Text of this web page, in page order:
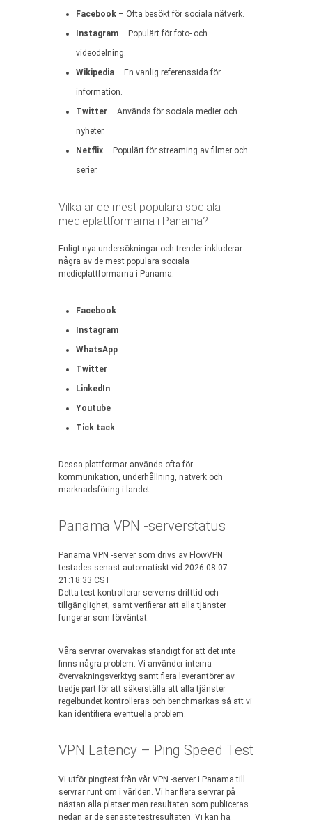
Facebook – Ofta besökt för sociala nätverk.
Instagram – Populärt för foto- och
videodelning.
Wikipedia – En vanlig referenssida för
information.
Twitter – Används för sociala medier och
nyheter.
Netflix – Populärt för streaming av filmer och
serier.
Vilka är de mest populära sociala
medieplattformarna i Panama?
Enligt nya undersökningar och trender inkluderar
några av de mest populära sociala
medieplattformarna i Panama:
Facebook
Instagram
WhatsApp
Twitter
LinkedIn
Youtube
Tick tack
Dessa plattformar används ofta för
kommunikation, underhållning, nätverk och
marknadsföring i landet.
Panama VPN -serverstatus
Panama VPN -server som drivs av FlowVPN
testades senast automatiskt vid:2026-08-07
21:18:33 CST
Detta test kontrollerar serverns drifttid och
tillgänglighet, samt verifierar att alla tjänster
fungerar som förväntat.
Våra servrar övervakas ständigt för att det inte
finns några problem. Vi använder interna
övervakningsverktyg samt flera leverantörer av
tredje part för att säkerställa att alla tjänster
regelbundet kontrolleras och benchmarkas så att vi
kan identifiera eventuella problem.
VPN Latency – Ping Speed Test
Vi utför pingtest från vår VPN -server i Panama till
servrar runt om i världen. Vi har flera servrar på
nästan alla platser men resultaten som publiceras
nedan är de senaste testresultaten. Vi kan ha